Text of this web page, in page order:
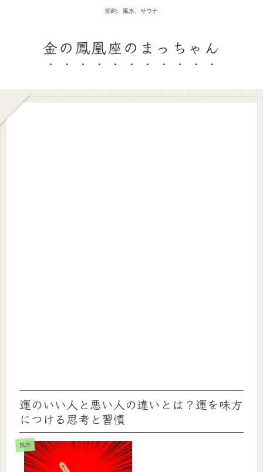
節約、風水、サウナ
金の鳳凰座のまっちゃん
運のいい人と悪い人の違いとは？運を味方
につける思考と習慣
風水